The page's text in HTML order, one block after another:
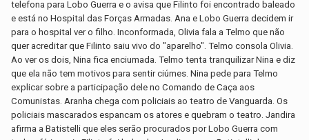
telefona para Lobo Guerra e o avisa que Filinto foi encontrado baleado
e está no Hospital das Forças Armadas. Ana e Lobo Guerra decidem ir
para o hospital ver o filho. Inconformada, Olivia fala a Telmo que não
quer acreditar que Filinto saiu vivo do "aparelho". Telmo consola Olivia.
Ao ver os dois, Nina fica enciumada. Telmo tenta tranquilizar Nina e diz
que ela não tem motivos para sentir ciúmes. Nina pede para Telmo
explicar sobre a participação dele no Comando de Caça aos
Comunistas. Aranha chega com policiais ao teatro de Vanguarda. Os
policiais mascarados espancam os atores e quebram o teatro. Jandira
afirma a Batistelli que eles serão procurados por Lobo Guerra com